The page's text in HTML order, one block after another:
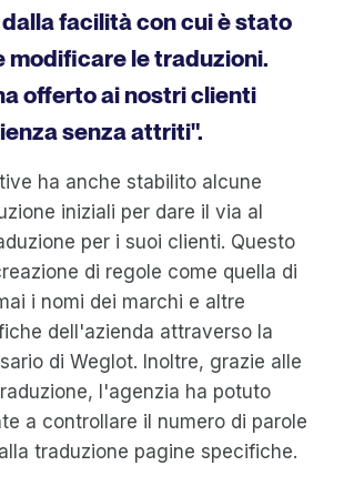
facilità con cui è stato
modificare le traduzioni.
offerto ai nostri clienti
senza attriti".
ha anche stabilito alcune
iniziali per dare il via al
per i suoi clienti. Questo
di regole come quella di
i nomi dei marchi e altre
dell'azienda attraverso la
di Weglot. Inoltre, grazie alle
l'agenzia ha potuto
a controllare il numero di parole
traduzione pagine specifiche.